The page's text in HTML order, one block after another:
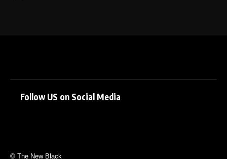
Follow US on Social Media
© The New Black